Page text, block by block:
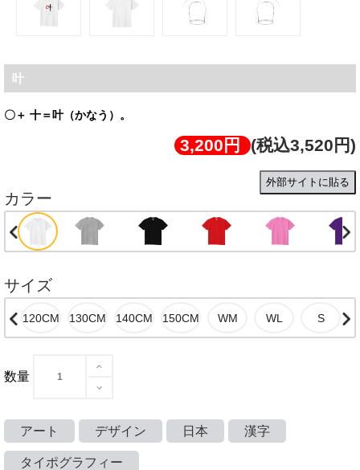
叶
〇＋ 十＝叶（かなう）。
3,200円 (税込3,520円)
外部サイトに貼る
カラー
サイズ
数量
アート デザイン 日本 漢字
タイポグラフィー